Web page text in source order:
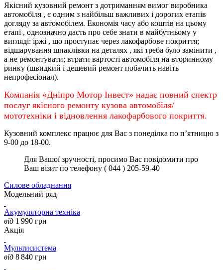
Якісний кузовний ремонт з дотриманням вимог виробника
автомобіля , є одним з найбільш важливих і дорогих етапів
догляду за автомобілем. Економія часу або коштів на цьому
етапі , однозначно дасть про себе знати в майбутньому у
вигляді: іржі , що проступає через лакофарбове покриття;
відшарування шпаклівки на деталях , які треба було замінити ,
а не ремонтувати; втрати вартості автомобіля на вторинному
ринку (швидкий і дешевий ремонт побачить навіть
непрофесіонал).
Компанія «Дніпро Мотор Інвест» надає повний спектр
послуг якісного ремонту кузова автомобіля/
мототехніки і відновлення лакофарбового покриття.
Кузовний комплекс працює для Вас з понеділка по п’ятницю з
9-00 до 18-00.
Для Вашої зручності, просимо Вас повідомити про
Ваш візит по телефону ( 044 ) 205-59-40
Силове обладнання
Модельний ряд
Акумуляторна техніка
від 1 990 грн
Акція
Мультисистема
від 8 840 грн